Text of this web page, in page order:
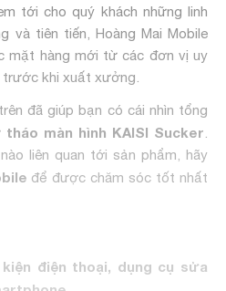
tới cho quý khách những linh
và tiên tiến, Hoàng Mai Mobile
mặt hàng mới từ các đơn vị uy
khi xuất xưởng.
đã giúp bạn có cái nhìn tổng
màn hình KAISI Sucker
liên quan tới sản phẩm, hãy
để được chăm sóc tốt nhất
điện thoại, dụng cụ sửa